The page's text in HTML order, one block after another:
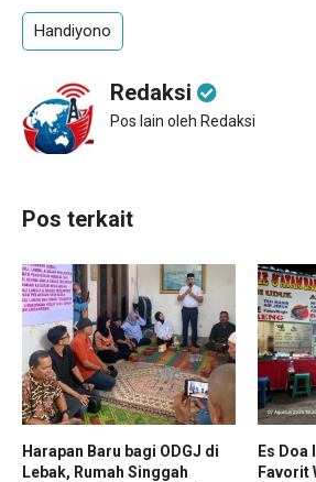
Handiyono
Redaksi
Pos lain oleh Redaksi
Pos terkait
Harapan Baru bagi ODGJ di
Lebak, Rumah Singgah
Es Doa
Favorit